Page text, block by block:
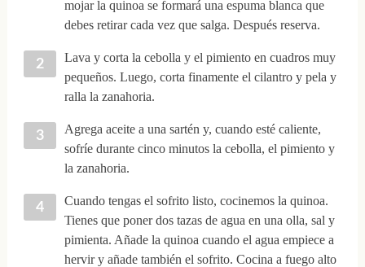
mojar la quinoa se formará una espuma blanca que
debes retirar cada vez que salga. Después reserva.
Lava y corta la cebolla y el pimiento en cuadros muy
pequeños. Luego, corta finamente el cilantro y pela y
ralla la zanahoria.
Agrega aceite a una sartén y, cuando esté caliente,
sofríe durante cinco minutos la cebolla, el pimiento y
la zanahoria.
Cuando tengas el sofrito listo, cocinemos la quinoa.
Tienes que poner dos tazas de agua en una olla, sal y
pimienta. Añade la quinoa cuando el agua empiece a
hervir y añade también el sofrito. Cocina a fuego alto